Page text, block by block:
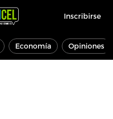
Inscribirse
Economía Opiniones